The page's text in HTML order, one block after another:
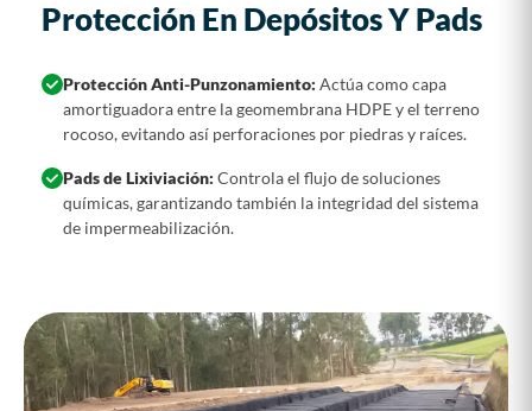
Protección En Depósitos Y Pads
Protección Anti-Punzonamiento: Actúa como capa
amortiguadora entre la geomembrana HDPE y el terreno
rocoso, evitando así perforaciones por piedras y raíces.
Pads de Lixiviación: Controla el flujo de soluciones
químicas, garantizando también la integridad del sistema
de impermeabilización.